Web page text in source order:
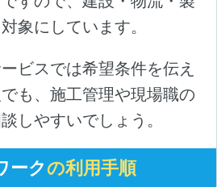
象にしています。
ビスでは希望条件を伝え
も、施工管理や現場職の
しやすいでしょう。
ークの利用手順